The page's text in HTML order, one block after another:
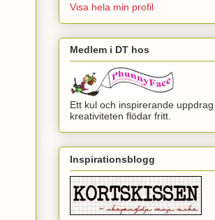
Visa hela min profil
Medlem i DT hos
Ett kul och inspirerande
kreativiteten flödar fritt.
Inspirationsblogg